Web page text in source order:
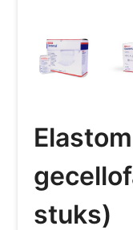
stuks)